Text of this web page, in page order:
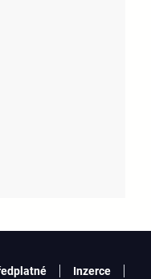
Inzerce